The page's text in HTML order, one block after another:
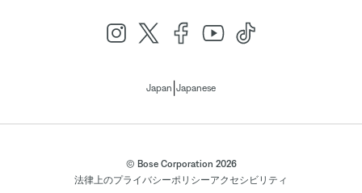
Japan Japanese
© Bose Corporation 2026
法律上のプライバシーポリシーアクセシビリティ